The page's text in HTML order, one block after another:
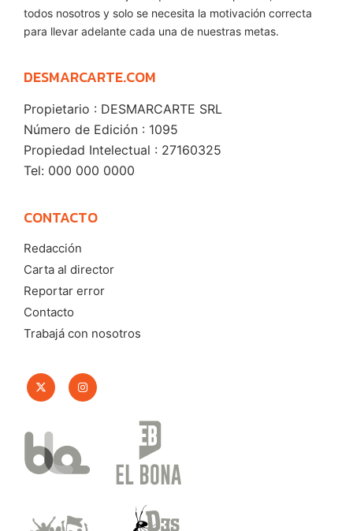
todos nosotros y solo se necesita la motivación correcta
para llevar adelante cada una de nuestras metas.
DESMARCARTE.COM
Propietario : DESMARCARTE SRL
Número de Edición : 1095
Propiedad Intelectual : 27160325
Tel: 000 000 0000
CONTACTO
Redacción
Carta al director
Reportar error
Contacto
Trabajá con nosotros